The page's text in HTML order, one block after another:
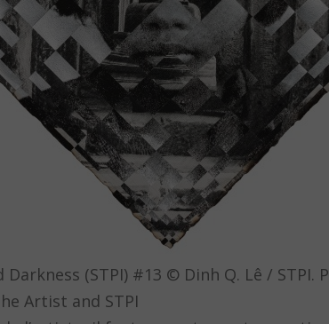
Darkness (STPI) #13 © Dinh Q. Lê / STPI.
Artist and STPI